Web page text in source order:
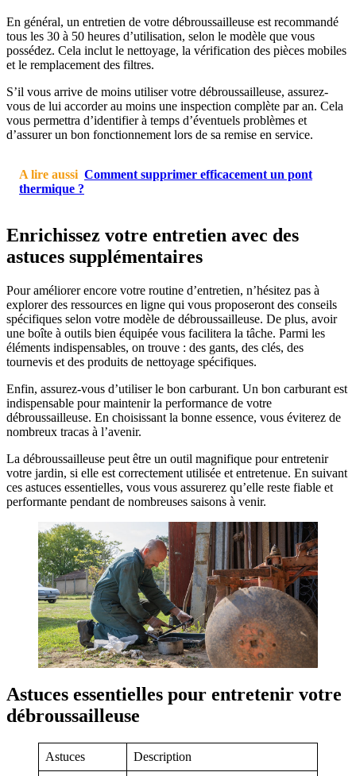
En général, un entretien de votre débroussailleuse est recommandé
tous les 30 à 50 heures d’utilisation, selon le modèle que vous
possédez. Cela inclut le nettoyage, la vérification des pièces mobiles
et le remplacement des filtres.
S’il vous arrive de moins utiliser votre débroussailleuse, assurez-
vous de lui accorder au moins une inspection complète par an. Cela
vous permettra d’identifier à temps d’éventuels problèmes et
d’assurer un bon fonctionnement lors de sa remise en service.
A lire aussi Comment supprimer efficacement un pont
thermique ?
Enrichissez votre entretien avec des
astuces supplémentaires
Pour améliorer encore votre routine d’entretien, n’hésitez pas à
explorer des ressources en ligne qui vous proposeront des conseils
spécifiques selon votre modèle de débroussailleuse. De plus, avoir
une boîte à outils bien équipée vous facilitera la tâche. Parmi les
éléments indispensables, on trouve : des gants, des clés, des
tournevis et des produits de nettoyage spécifiques.
Enfin, assurez-vous d’utiliser le bon carburant. Un bon carburant est
indispensable pour maintenir la performance de votre
débroussailleuse. En choisissant la bonne essence, vous éviterez de
nombreux tracas à l’avenir.
La débroussailleuse peut être un outil magnifique pour entretenir
votre jardin, si elle est correctement utilisée et entretenue. En suivant
ces astuces essentielles, vous vous assurerez qu’elle reste fiable et
performante pendant de nombreuses saisons à venir.
Astuces essentielles pour entretenir votre
débroussailleuse
Astuces Description